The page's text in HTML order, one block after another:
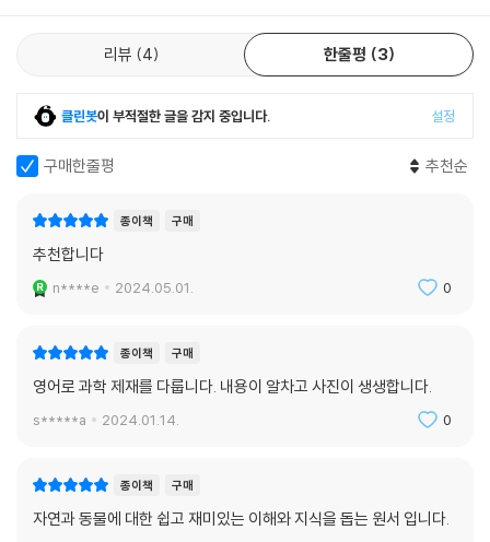
리뷰 4 한줄평 3
클린봇이 부적절한 글을 감지 중입니다. 설정
구매한줄평 추천순
종이책 구매
추천합니다
n****e 2024.05.01. 0
종이책 구매
영어로 과학 제재를 다룹니다. 내용이 알차고 사진이 생생합니다.
s*****a 2024.01.14. 0
종이책 구매
자연과 동물에 대한 쉽고 재미있는 이해와 지식을 돕는 원서 입니다.